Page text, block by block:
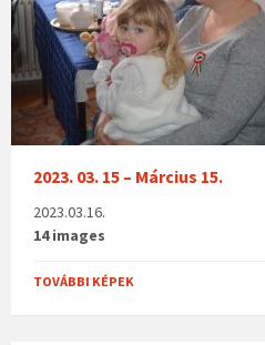
2023. 03. 15 – Március 15.
2023.03.16.
14 images
TOVÁBBI KÉPEK